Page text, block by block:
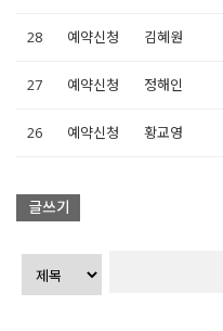
28 예약신청 김혜원
27 예약신청 정해인
26 예약신청 황교영